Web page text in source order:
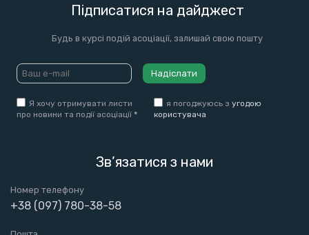
Підписатися на дайджест
Будь в курсі подій асоціації, залишай свою пошту
Надіслати
Я хочу отримувати листи
про новини та події асоціації *
я погоджуюсь з угодою
користувача
Зв’язатися з нами
Номер телефону
+38 (097) 780-38-58